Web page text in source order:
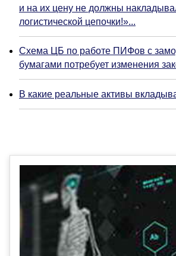
и на их цену не должны
логистической цепочки!»...
Схема ЦБ по работе ПИФов с
бумагами потребует изменения
В какие реальные активы